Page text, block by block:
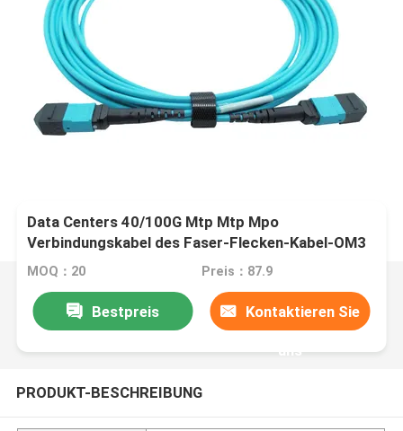
Data Centers 40/100G Mtp Mtp Mpo
Verbindungskabel des Faser-Flecken-Kabel-OM3
in mehreren Betriebsarten
MOQ：20 Preis：87.9
Bestpreis Kontaktieren Sie
uns
PRODUKT-BESCHREIBUNG